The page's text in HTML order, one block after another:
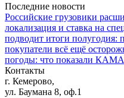
Последние новости
Российские грузовики
локализация и ставка на
подводит итоги полугодия:
покупатели всё ещё
погоды: что показали
Контакты
г. Кемерово,
ул. Баумана 8, оф.1